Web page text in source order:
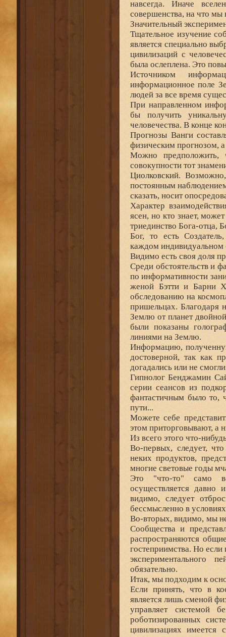
навсегда. Иначе
совершенства, на что мы
Значительный
Тщательное изучение
является специально
цивилизаций с
была ослеплена. Это
Источником
информационное поле
людей за все время
При направленном
бы получить
человечества. В конце
Прогнозы Ванги
физическим прогнозом,
Можно предположить,
совокупности тот
Циолковский.
постоянным
сказать, носит
Характер
ясен, но кто знает,
триединство Бога-отца,
Бог, то есть
каждом индивидуальном
Видимо есть своя доля
Среди обстоятельств и
по информативности
женой Бэтти и Барни
обследованию на
пришельцах. Благодаря
Землю от планет
были показаны
линиями на Землю.
Информацию,
достоверной, так как
догадались или не
Гипнолог Бенджамин
серии сеансов из
фантастичным было то,
пути...
Можете себе
этом приторговывают, а
Из всего этого что-
Во-первых, следует,
неких продуктов,
многие световые годы
Это "что-то" само
осуществляется давно
видимо, следует
бессмысленно в
Во-вторых, видимо, мы
Сообщества и
распространяются
гостеприимства. Но
экспериментального
обязательно.
Итак, мы подходим к
Если принять, что в
является лишь сменой
управляет системой
роботизированных
цивилизациях имеется